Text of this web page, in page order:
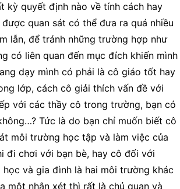
kỳ quyết định nào về tính cách hay
quan sát có thể đưa ra quá nhiều
lẫn, để tránh những trường hợp như
có liên quan đến mục đích khiến mình
dạy mình có phải là cô giáo tốt hay
lớp, cách cô giải thích vấn đề với
với các thầy cô trong trường, bạn có
Tức là do bạn chỉ muốn biết cô
môi trường học tập và làm việc của
đi chơi với bạn bè, hay cô đối với
và gia đình là hai môi trường khác
một nhận xét thì rất là chủ quan và